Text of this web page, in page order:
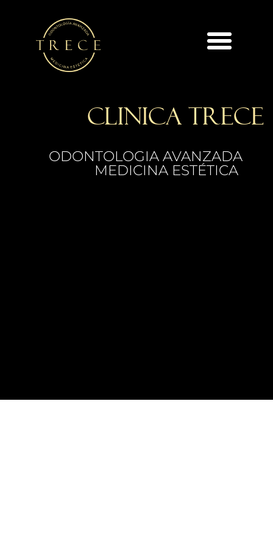
CLINICA TRECE
ODONTOLOGIA AVANZADA
MEDICINA ESTÉTICA